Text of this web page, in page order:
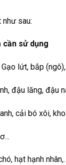
như sau:
cần sử dụng
lứt, bắp
đậu lăng, đậu
cải bó xôi,
hạt hạnh